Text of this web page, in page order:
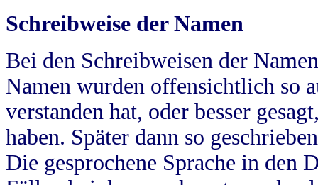
Schreibweise der Namen
Bei den Schreibweisen der
Namen wurden offensichtlich so
verstanden hat, oder besser
haben. Später dann so
Die gesprochene Sprache in